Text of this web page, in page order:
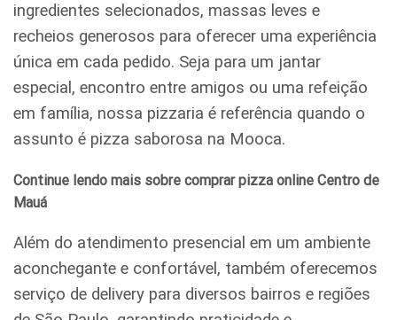
ingredientes selecionados, massas leves e
recheios generosos para oferecer uma experiência
única em cada pedido. Seja para um jantar
especial, encontro entre amigos ou uma refeição
em família, nossa pizzaria é referência quando o
assunto é pizza saborosa na Mooca.
Continue lendo mais sobre comprar pizza online Centro de
Mauá
Além do atendimento presencial em um ambiente
aconchegante e confortável, também oferecemos
serviço de delivery para diversos bairros e regiões